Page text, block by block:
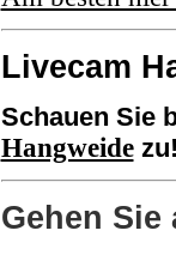
Livecam
Schauen Sie
Hangweide
Gehen